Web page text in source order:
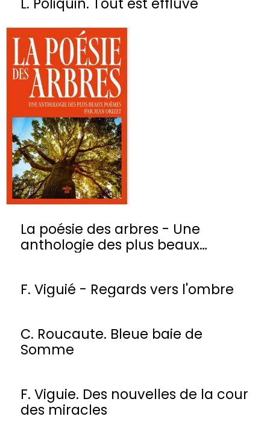
La poésie des arbres - Une
anthologie des plus beaux
F. Viguié - Regards vers l'ombre
C. Roucaute. Bleue baie de
Somme
F. Viguie. Des nouvelles de la cour
des miracles